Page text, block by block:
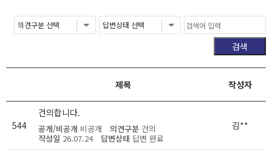
검색
제목 작성자
544
건의합니다.
공개/비공개 비공개 의견구분 건의
작성일 26.07.24 답변상태 답변 완료
김**